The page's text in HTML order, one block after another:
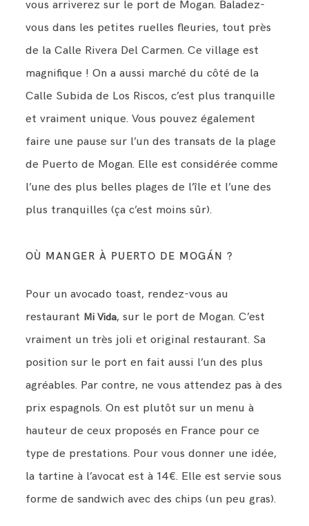
vous arriverez sur le port de Mogan. Baladez-
vous dans les petites ruelles fleuries, tout près
de la Calle Rivera Del Carmen. Ce village est
magnifique ! On a aussi marché du côté de la
Calle Subida de Los Riscos, c’est plus tranquille
et vraiment unique. Vous pouvez également
faire une pause sur l’un des transats de la plage
de Puerto de Mogan. Elle est considérée comme
l’une des plus belles plages de l’île et l’une des
plus tranquilles (ça c’est moins sûr).
OÙ MANGER À PUERTO DE MOGÁN ?
Pour un avocado toast, rendez-vous au
restaurant Mi Vida, sur le port de Mogan. C’est
vraiment un très joli et original restaurant. Sa
position sur le port en fait aussi l’un des plus
agréables. Par contre, ne vous attendez pas à des
prix espagnols. On est plutôt sur un menu à
hauteur de ceux proposés en France pour ce
type de prestations. Pour vous donner une idée,
la tartine à l’avocat est à 14€. Elle est servie sous
forme de sandwich avec des chips (un peu gras).